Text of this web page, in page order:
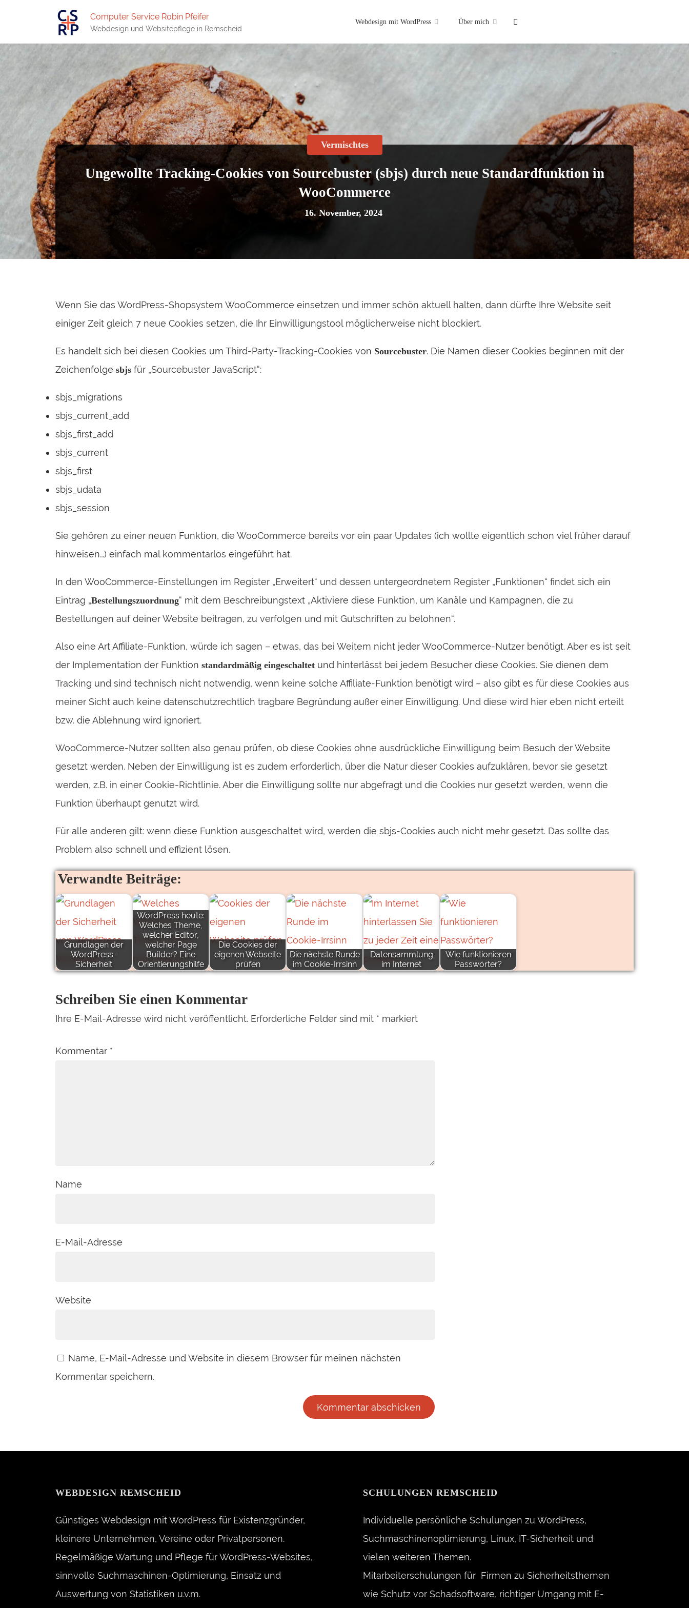
Computer Service Robin Pfeifer
Webdesign und Websitepflege in Remscheid
Webdesign mit WordPress Über mich
Ungewollte Tracking-Cookies von Sourcebuster (sbjs) durch neue Standardfunktion in
WooCommerce
16. November, 2024
Vermischtes
Wenn Sie das WordPress-Shopsystem WooCommerce einsetzen und immer schön aktuell halten, dann dürfte Ihre Website seit
einiger Zeit gleich 7 neue Cookies setzen, die Ihr Einwilligungstool möglicherweise nicht blockiert.
Es handelt sich bei diesen Cookies um Third-Party-Tracking-Cookies von Sourcebuster. Die Namen dieser Cookies beginnen mit der
Zeichenfolge sbjs für „Sourcebuster JavaScript“:
sbjs_migrations
sbjs_current_add
sbjs_first_add
sbjs_current
sbjs_first
sbjs_udata
sbjs_session
Sie gehören zu einer neuen Funktion, die WooCommerce bereits vor ein paar Updates (ich wollte eigentlich schon viel früher darauf
hinweisen…) einfach mal kommentarlos eingeführt hat.
In den WooCommerce-Einstellungen im Register „Erweitert“ und dessen untergeordnetem Register „Funktionen“ findet sich ein
Eintrag „Bestellungszuordnung“ mit dem Beschreibungstext „Aktiviere diese Funktion, um Kanäle und Kampagnen, die zu
Bestellungen auf deiner Website beitragen, zu verfolgen und mit Gutschriften zu belohnen“.
Also eine Art Affiliate-Funktion, würde ich sagen – etwas, das bei Weitem nicht jeder WooCommerce-Nutzer benötigt. Aber es ist seit
der Implementation der Funktion standardmäßig eingeschaltet und hinterlässt bei jedem Besucher diese Cookies. Sie dienen dem
Tracking und sind technisch nicht notwendig, wenn keine solche Affiliate-Funktion benötigt wird – also gibt es für diese Cookies aus
meiner Sicht auch keine datenschutzrechtlich tragbare Begründung außer einer Einwilligung. Und diese wird hier eben nicht erteilt
bzw. die Ablehnung wird ignoriert.
WooCommerce-Nutzer sollten also genau prüfen, ob diese Cookies ohne ausdrückliche Einwilligung beim Besuch der Website
gesetzt werden. Neben der Einwilligung ist es zudem erforderlich, über die Natur dieser Cookies aufzuklären, bevor sie gesetzt
werden, z.B. in einer Cookie-Richtlinie. Aber die Einwilligung sollte nur abgefragt und die Cookies nur gesetzt werden, wenn die
Funktion überhaupt genutzt wird.
Für alle anderen gilt: wenn diese Funktion ausgeschaltet wird, werden die sbjs-Cookies auch nicht mehr gesetzt. Das sollte das
Problem also schnell und effizient lösen.
Verwandte Beiträge:
Grundlagen der
WordPress-
Sicherheit
WordPress heute:
Welches Theme,
welcher Editor,
welcher Page
Builder? Eine
Orientierungshilfe
Die Cookies der
eigenen Webseite
prüfen
Die nächste Runde
im Cookie-Irrsinn
Datensammlung
im Internet
Wie funktionieren
Passwörter?
Schreiben Sie einen Kommentar
Ihre E-Mail-Adresse wird nicht veröffentlicht. Erforderliche Felder sind mit * markiert
Kommentar *
Name
E-Mail-Adresse
Website
Name, E-Mail-Adresse und Website in diesem Browser für meinen nächsten
Kommentar speichern.
WEBDESIGN REMSCHEID
Günstiges Webdesign mit WordPress für Existenzgründer,
kleinere Unternehmen, Vereine oder Privatpersonen.
Regelmäßige Wartung und Pflege für WordPress-Websites,
sinnvolle Suchmaschinen-Optimierung, Einsatz und
Auswertung von Statistiken u.v.m.
SCHULUNGEN REMSCHEID
Individuelle persönliche Schulungen zu WordPress,
Suchmaschinenoptimierung, Linux, IT-Sicherheit und
vielen weiteren Themen.
Mitarbeiterschulungen für Firmen zu Sicherheitsthemen
wie Schutz vor Schadsoftware, richtiger Umgang mit E-